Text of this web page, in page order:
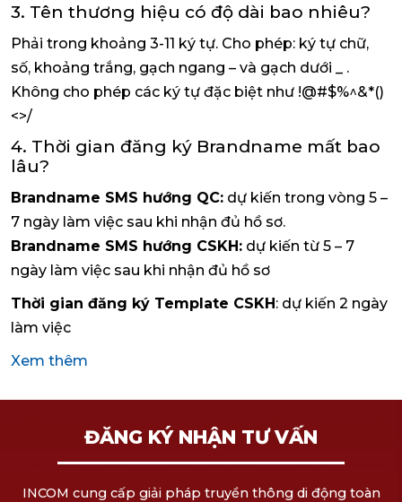
3. Tên thương hiệu có độ dài bao nhiêu?
Phải trong khoảng 3-11 ký tự. Cho phép: ký tự chữ,
số, khoảng trắng, gạch ngang – và gạch dưới _ .
Không cho phép các ký tự đặc biệt như !@#$%^&*()
<>/
4. Thời gian đăng ký Brandname mất bao
lâu?
Brandname SMS hướng QC: dự kiến trong vòng 5 –
7 ngày làm việc sau khi nhận đủ hồ sơ.
Brandname SMS hướng CSKH: dự kiến từ 5 – 7
ngày làm việc sau khi nhận đủ hồ sơ
Thời gian đăng ký Template CSKH: dự kiến 2 ngày
làm việc
Xem thêm
ĐĂNG KÝ NHẬN TƯ VẤN
INCOM cung cấp giải pháp truyền thông di động toàn